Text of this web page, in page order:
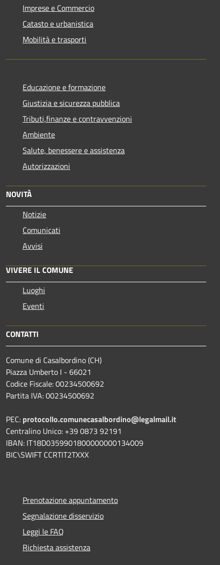
Imprese e Commercio
Catasto e urbanistica
Mobilità e trasporti
Educazione e formazione
Giustizia e sicurezza pubblica
Tributi,finanze e contravvenzioni
Ambiente
Salute, benessere e assistenza
Autorizzazioni
NOVITÀ
Notizie
Comunicati
Avvisi
VIVERE IL COMUNE
Luoghi
Eventi
CONTATTI
Comune di Casalbordino (CH)
Piazza Umberto I - 66021
Codice Fiscale: 00234500692
Partita IVA: 00234500692
PEC: protocollo.comunecasalbordino@legalmail.it
Centralino Unico: +39 0873 92191
IBAN: IT18D0359901800000000134009
BIC\SWIFT CCRTIT2TXXX
Prenotazione appuntamento
Segnalazione disservizio
Leggi le FAQ
Richiesta assistenza